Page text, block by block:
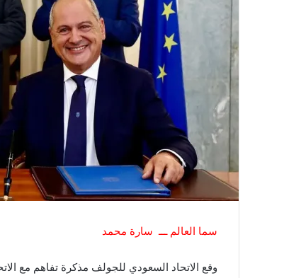
سما العالم ـــ سارة محمد
وقع الاتحاد السعودي للجولف مذكرة تفاهم مع